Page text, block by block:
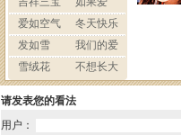
请发表您的看法
用户：